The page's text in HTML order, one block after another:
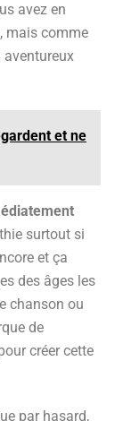
avez en
mais comme
aventureux
et ne
surtout si
et ça
des âges les
chanson ou
de
créer cette
par hasard,